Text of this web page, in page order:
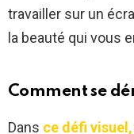
travailler sur un
la beauté qui vous
Comment se
Dans ce défi visuel,